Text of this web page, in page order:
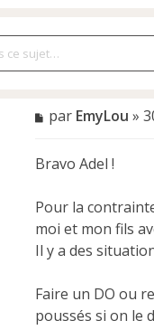
M
s
g
e
n
o
l
u
par EmyLou »
Bravo Adel !
Pour la
moi et mon fils
Il y a des
Faire un DO ou
poussés si on le